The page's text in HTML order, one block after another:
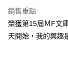
ATM／網路銀行／等
※ 請注意：結帳手續
購買商品的店家。未
後付繳納相關費用。
每筆NT$80，滿
銷售重點
榮獲第15屆ＭF文
天開始，我的興趣